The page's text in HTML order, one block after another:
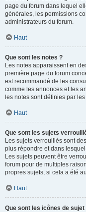
page du forum dans lequel
générales, les permissions
administrateurs du forum.
Haut
Que sont les notes ?
Les notes apparaissent en
première page du forum
est recommandé de les
comme les annonces et les
les notes sont définies par
Haut
Que sont les sujets
Les sujets verrouillés sont
plus répondre et dans
Les sujets peuvent être
forum pour de multiples
propres sujets, si cela a été
Haut
Que sont les icônes de sujet